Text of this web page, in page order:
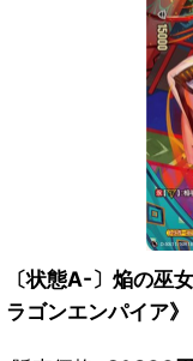
〔状態A-〕焔の巫
ラゴンエンパイア》